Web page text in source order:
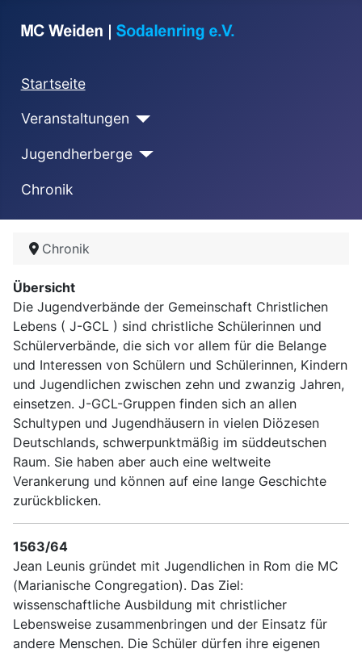
Startseite
Veranstaltungen
Jugendherberge
Chronik
Chronik
Übersicht
Die Jugendverbände der Gemeinschaft Christlichen
Lebens ( J-GCL ) sind christliche Schülerinnen und
Schülerverbände, die sich vor allem für die Belange
und Interessen von Schülern und Schülerinnen, Kindern
und Jugendlichen zwischen zehn und zwanzig Jahren,
einsetzen. J-GCL-Gruppen finden sich an allen
Schultypen und Jugendhäusern in vielen Diözesen
Deutschlands, schwerpunktmäßig im süddeutschen
Raum. Sie haben aber auch eine weltweite
Verankerung und können auf eine lange Geschichte
zurückblicken.
1563/64
Jean Leunis gründet mit Jugendlichen in Rom die MC
(Marianische Congregation). Das Ziel:
wissenschaftliche Ausbildung mit christlicher
Lebensweise zusammenbringen und der Einsatz für
andere Menschen. Die Schüler dürfen ihre eigenen